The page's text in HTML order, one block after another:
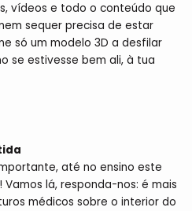
vídeos e todo o conteúdo que
sequer precisa de estar
só um modelo 3D a desfilar
se estivesse bem ali, à tua
até no ensino este
lá, responda-nos: é mais
médicos sobre o interior do